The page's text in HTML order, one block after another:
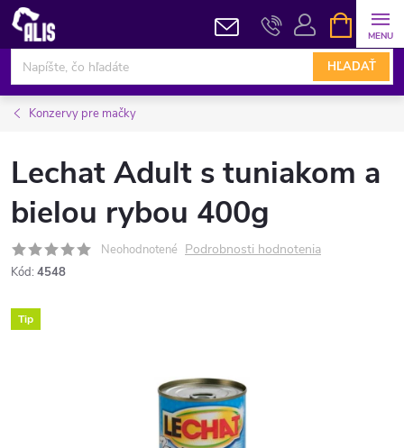
Prejsť
obsah
HĽADAŤ
KOŠÍK
Konzervy pre mačky
Lechat Adult s tuniakom a
bielou rybou 400g
Neohodnotené Podrobnosti hodnotenia
Kód: 4548
Tip